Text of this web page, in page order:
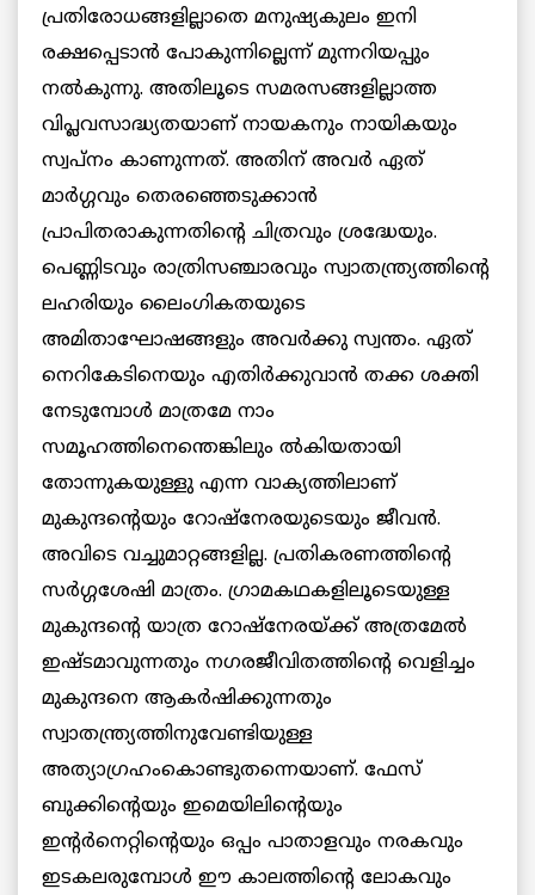
പ്രതിരോധങ്ങളില്ലാതെ മനുഷ്യകുലം ഇനി
രക്ഷപ്പെടാന്‍ പോകുന്നില്ലെന്ന് മുന്നറിയപ്പും
നല്‍കുന്നു. അതിലൂടെ സമരസങ്ങളില്ലാത്ത
വിപ്ലവസാദ്ധ്യതയാണ് നായകനും നായികയും
സ്വപ്നം കാണുന്നത്. അതിന് അവര്‍ ഏത്
മാര്‍ഗ്ഗവും തെരഞ്ഞെടുക്കാന്‍
പ്രാപിതരാകുന്നതിന്റെ ചിത്രവും ശ്രദ്ധേയും.
പെണ്ണിടവും രാത്രിസഞ്ചാരവും സ്വാതന്ത്ര്യത്തിന്റെ
ലഹരിയും ലൈംഗികതയുടെ
അമിതാഘോഷങ്ങളും അവര്‍ക്കു സ്വന്തം. ഏത്
നെറികേടിനെയും എതിര്‍ക്കുവാന്‍ തക്ക ശക്തി
നേടുമ്പോള്‍ മാത്രമേ നാം
സമൂഹത്തിനെന്തെങ്കിലും ല്‍കിയതായി
തോന്നുകയുള്ളു എന്ന വാക്യത്തിലാണ്
മുകുന്ദന്റെയും റോഷ്‌നേരയുടെയും ജീവന്‍.
അവിടെ വച്ചുമാറ്റങ്ങളില്ല. പ്രതികരണത്തിന്റെ
സര്‍ഗ്ഗശേഷി മാത്രം. ഗ്രാമകഥകളിലൂടെയുള്ള
മുകുന്ദന്റെ യാത്ര റോഷ്‌നേരയ്ക്ക് അത്രമേല്‍
ഇഷ്ടമാവുന്നതും നഗരജീവിതത്തിന്റെ വെളിച്ചം
മുകുന്ദനെ ആകര്‍ഷിക്കുന്നതും
സ്വാതന്ത്ര്യത്തിനുവേണ്ടിയുള്ള
അത്യാഗ്രഹംകൊണ്ടുതന്നെയാണ്. ഫേസ്
ബുക്കിന്റെയും ഇമെയിലിന്റെയും
ഇന്റര്‍നെറ്റിന്റെയും ഒപ്പം പാതാളവും നരകവും
ഇടകലരുമ്പോള്‍ ഈ കാലത്തിന്റെ ലോകവും